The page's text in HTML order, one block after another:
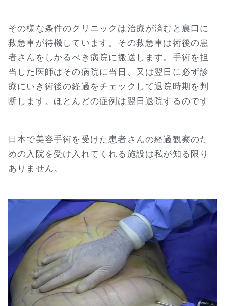
その様な条件のクリニックは治療が済むと裏口に
救急車が待機しています。その救急車は術後の患
者さんをしかるべき病院に搬送します。手術を担
当した医師はその病院に当日、又は翌日に必ず診
療にいき術後の経過をチェックして退院時期を判
断します。ほとんどの症例は翌日退院するのです
日本で美容手術を受けた患者さんの経過観察のた
めの入院を受け入れてくれる施設は私が知る限り
ありません。